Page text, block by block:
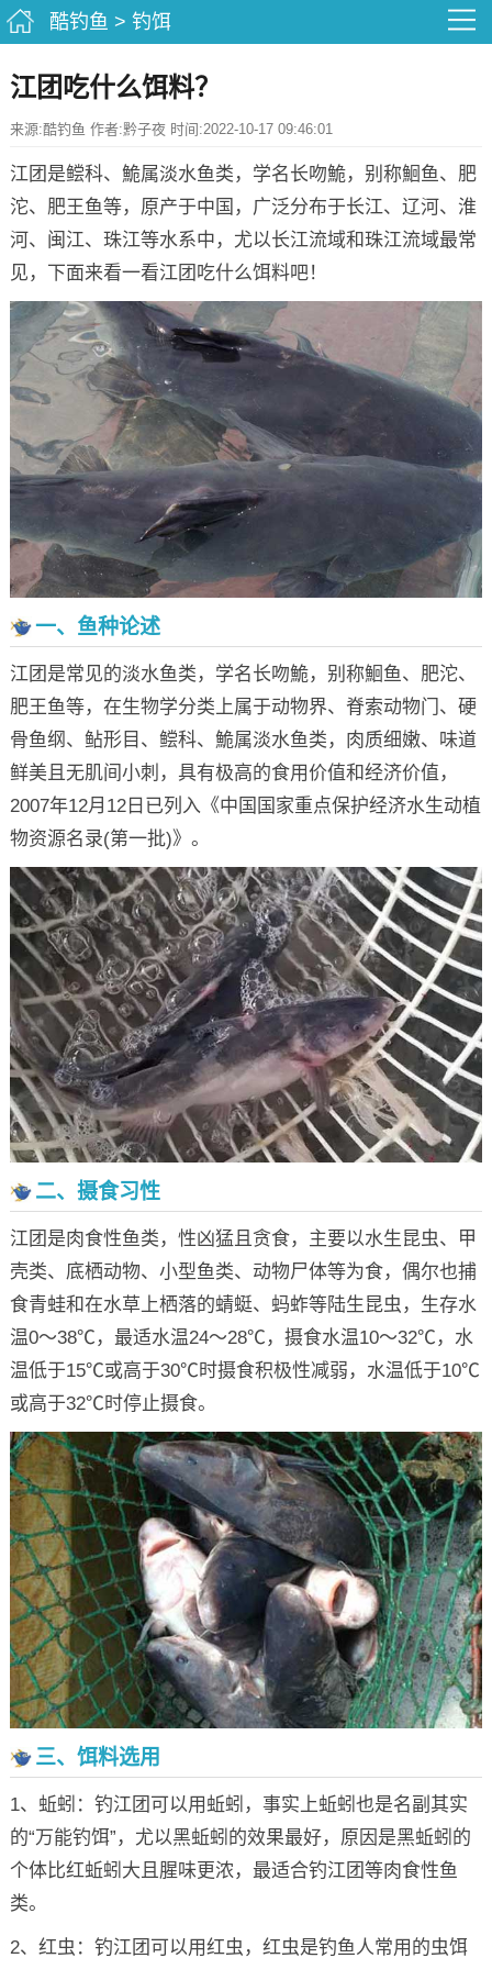
酷钓鱼 > 钓饵
江团吃什么饵料？
来源:酷钓鱼 作者:黔子夜 时间:2022-10-17 09:46:01
江团是鲿科、鮠属淡水鱼类，学名长吻鮠，别称鮰鱼、肥
沱、肥王鱼等，原产于中国，广泛分布于长江、辽河、淮
河、闽江、珠江等水系中，尤以长江流域和珠江流域最常
见，下面来看一看江团吃什么饵料吧！
一、鱼种论述
江团是常见的淡水鱼类，学名长吻鮠，别称鮰鱼、肥沱、
肥王鱼等，在生物学分类上属于动物界、脊索动物门、硬
骨鱼纲、鲇形目、鲿科、鮠属淡水鱼类，肉质细嫩、味道
鲜美且无肌间小刺，具有极高的食用价值和经济价值，
2007年12月12日已列入《中国国家重点保护经济水生动植
物资源名录(第一批)》。
二、摄食习性
江团是肉食性鱼类，性凶猛且贪食，主要以水生昆虫、甲
壳类、底栖动物、小型鱼类、动物尸体等为食，偶尔也捕
食青蛙和在水草上栖落的蜻蜓、蚂蚱等陆生昆虫，生存水
温0～38℃，最适水温24～28℃，摄食水温10～32℃，水
温低于15℃或高于30℃时摄食积极性减弱，水温低于10℃
或高于32℃时停止摄食。
三、饵料选用
1、蚯蚓：钓江团可以用蚯蚓，事实上蚯蚓也是名副其实
的“万能钓饵”，尤以黑蚯蚓的效果最好，原因是黑蚯蚓的
个体比红蚯蚓大且腥味更浓，最适合钓江团等肉食性鱼
类。
2、红虫：钓江团可以用红虫，红虫是钓鱼人常用的虫饵